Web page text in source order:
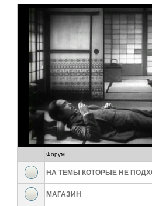
Форум
НА ТЕМЫ КОТОРЫЕ НЕ
МАГАЗИН